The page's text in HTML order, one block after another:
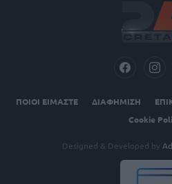
ΠΟΙΟΙ ΕΙΜΑΣΤΕ ΔΙΑΦΗΜΙΣΗ
Cookie
Designed & Developed by